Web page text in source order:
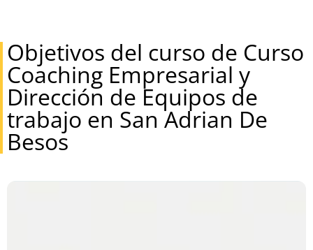
Objetivos del curso de Curso
Coaching Empresarial y
Dirección de Equipos de
trabajo en San Adrian De
Besos